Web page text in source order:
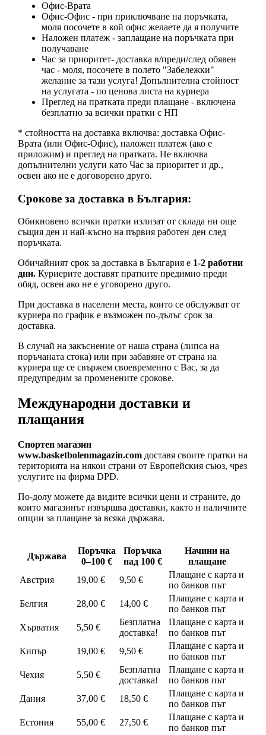
Офис-Врата
Офис-Офис - при приключване на поръчката,
моля посочете в кой офис желаете да я получите
Наложен платеж - заплащане на поръчката при
получаване
Час за приоритет- доставка в/преди/след обявен
час - моля, посочете в полето "Забележки"
желание за тази услуга! Допълнителна стойност
на услугата - по ценова листа на куриера
Преглед на пратката преди плащане - включена
безплатно за всички пратки с НП
* стойността на доставка включва: доставка Офис-
Врата (или Офис-Офис), наложен платеж (ако е
приложим) и преглед на пратката. Не включва
допълнителни услуги като Час за приоритет и др.,
освен ако не е договорено друго.
Срокове за доставка в България:
Обикновено всички пратки излизат от склада ни още
същия ден и най-късно на първия работен ден след
поръчката.
Обичайният срок за доставка в България е 1-2 работни
дни.Куриерите доставят пратките предимно преди
обяд, освен ако не е уговорено друго.
При доставка в населени места, които се обслужват от
куриера по график е възможен по-дълъг срок за
доставка.
В случай на закъснение от наша страна (липса на
поръчаната стока) или при забавяне от страна на
куриера ще се свържем своевременно с Вас, за да
предупредим за променените срокове.
Международни доставки и
плащания
Спортен магазин
www.basketbolenmagazin.comдоставя своите пратки на
територията на някои страни от Европейския съюз, чрез
услугите на фирма DPD.
По-долу можете да видите всички цени и страните, до
които магазинът извършва доставки, както и наличните
опции за плащане за всяка държава.
Държава
Поръчка
0–100 €
Поръчка
над 100 €
Начини на
плащане
Австрия
19,00 € 9,50 €
Плащане с карта и
по банков път
Белгия
28,00 € 14,00 €
Плащане с карта и
по банков път
Хърватия
5,50 €
Безплатна
доставка!
Плащане с карта и
по банков път
Кипър
19,00 € 9,50 €
Плащане с карта и
по банков път
Чехия
5,50 €
Безплатна
доставка!
Плащане с карта и
по банков път
Дания
37,00 € 18,50 €
Плащане с карта и
по банков път
Естония
55,00 € 27,50 €
Плащане с карта и
по банков път